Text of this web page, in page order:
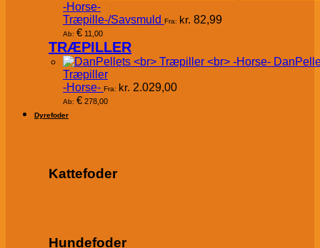
-Horse-
Træpille-/Savsmuld Fra: kr. 82,99
Ab: € 11,00
TRÆPILLER
Træpiller
-Horse- Fra: kr. 2.029,00
Ab: € 278,00
Dyrefoder
Kattefoder
Hundefoder